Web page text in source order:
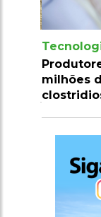
milhões